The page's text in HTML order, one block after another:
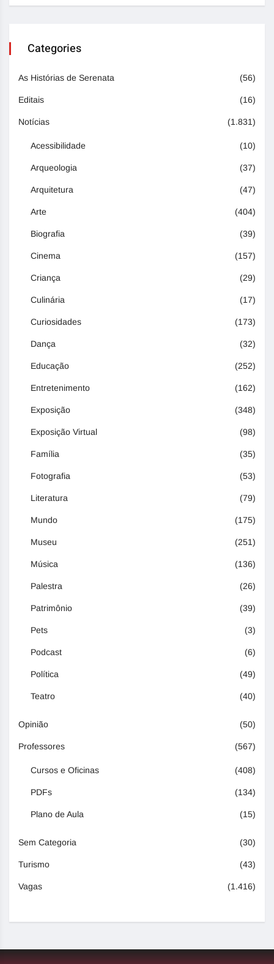
Categories
As Histórias de Serenata (56)
Editais (16)
Notícias (1.831)
Acessibilidade (10)
Arqueologia (37)
Arquitetura (47)
Arte (404)
Biografia (39)
Cinema (157)
Criança (29)
Culinária (17)
Curiosidades (173)
Dança (32)
Educação (252)
Entretenimento (162)
Exposição (348)
Exposição Virtual (98)
Família (35)
Fotografia (53)
Literatura (79)
Mundo (175)
Museu (251)
Música (136)
Palestra (26)
Patrimônio (39)
Pets (3)
Podcast (6)
Política (49)
Teatro (40)
Opinião (50)
Professores (567)
Cursos e Oficinas (408)
PDFs (134)
Plano de Aula (15)
Sem Categoria (30)
Turismo (43)
Vagas (1.416)